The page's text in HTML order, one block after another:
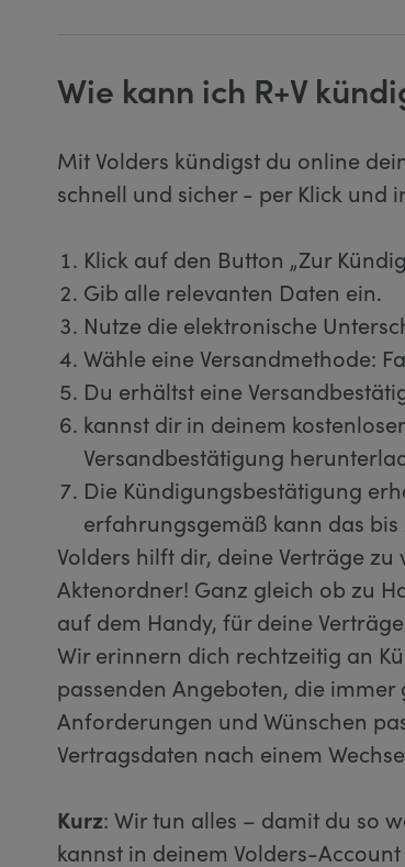
Wie kann ich R+V
Mit Volders kündigst du online
schnell und sicher - per Klick und
Klick auf den Button „Zur
Gib alle relevanten Daten ein.
Nutze die elektronische
Wähle eine Versandmethode:
Du erhältst eine
kannst dir in deinem
Versandbestätigung
Die Kündigungsbestätigung
erfahrungsgemäß kann das bis
Volders hilft dir, deine Verträge
Aktenordner! Ganz gleich ob zu
auf dem Handy, für deine
Wir erinnern dich rechtzeitig an
passenden Angeboten, die
Anforderungen und Wünschen
Vertragsdaten nach einem
Kurz: Wir tun alles – damit du so
kannst in deinem Volders-